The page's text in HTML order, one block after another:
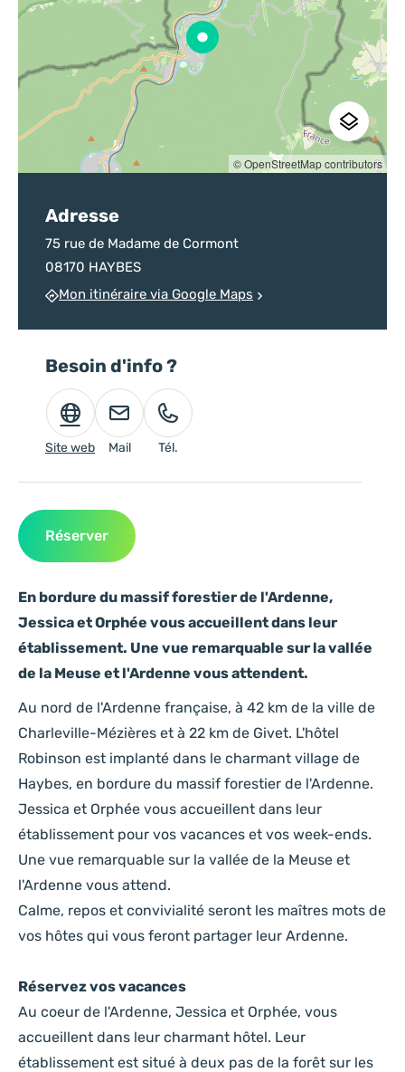
En bordure du massif forestier de l'Ardenne,
Jessica et Orphée vous accueillent dans leur
établissement. Une vue remarquable sur la vallée
de la Meuse et l'Ardenne vous attendent.
Au nord de l'Ardenne française, à 42 km de la ville de
Charleville-Mézières et à 22 km de Givet. L'hôtel
Robinson est implanté dans le charmant village de
Haybes, en bordure du massif forestier de l'Ardenne.
Jessica et Orphée vous accueillent dans leur
établissement pour vos vacances et vos week-ends.
Une vue remarquable sur la vallée de la Meuse et
l'Ardenne vous attend.
Calme, repos et convivialité seront les maîtres mots de
vos hôtes qui vous feront partager leur Ardenne.
Réservez vos vacances
Au coeur de l'Ardenne, Jessica et Orphée, vous
accueillent dans leur charmant hôtel. Leur
établissement est situé à deux pas de la forêt sur les
© OpenStreetMap contributors
Adresse
75 rue de Madame de Cormont
08170 HAYBES
Mon itinéraire via Google Maps
Besoin d'info ?
Site web Mail Tél.
Réserver